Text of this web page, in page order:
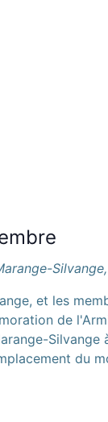
et les
de
Silvange
du